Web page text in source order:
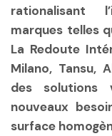
rationalisant
marques telles
La Redoute
Milano, Tansu,
des solutions
nouveaux
surface